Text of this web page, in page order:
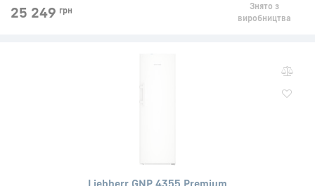
25 249 грн
Знято з
виробництва
Liebherr GNP 4355 Premium